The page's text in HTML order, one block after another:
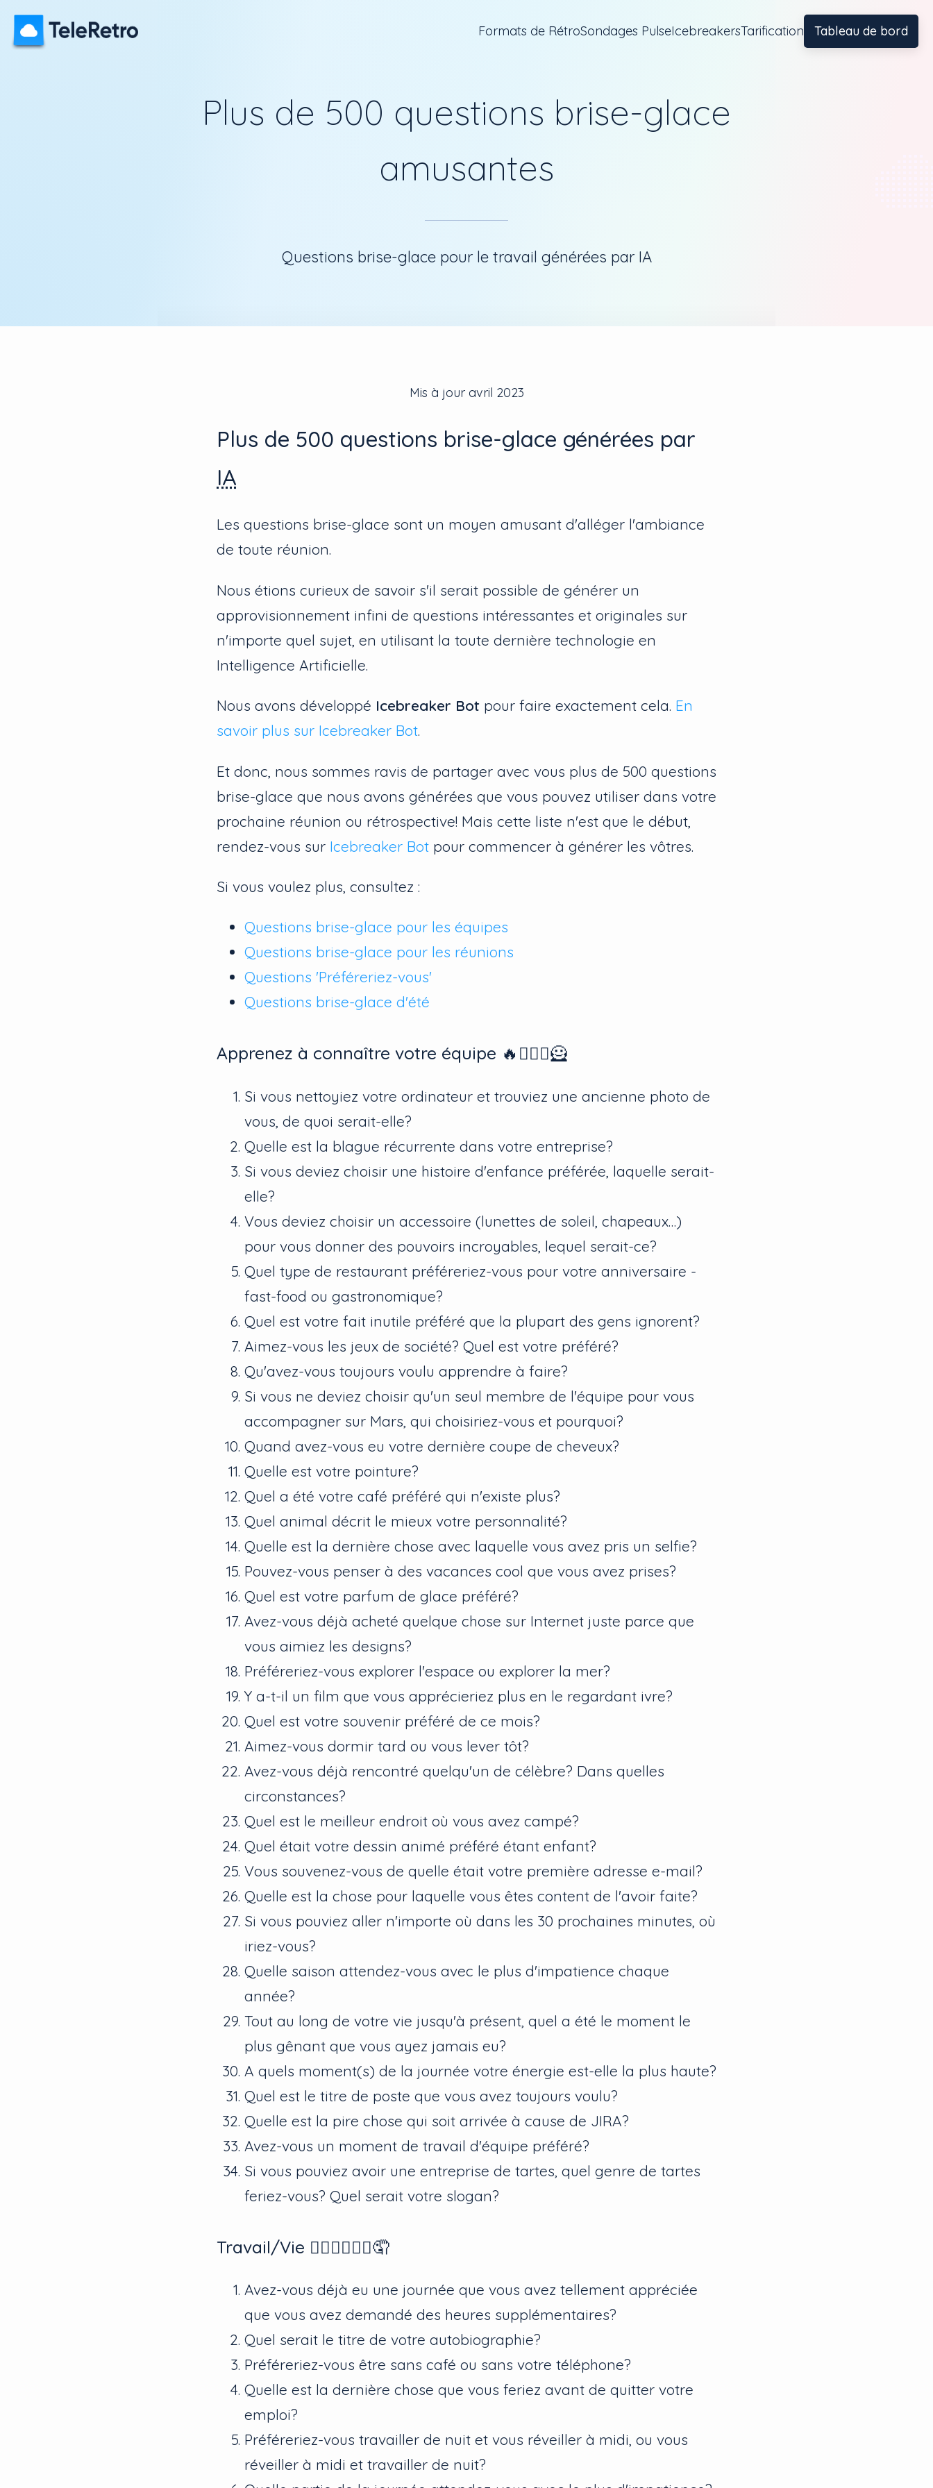
Formats de RétroSondages PulseIcebreakersTarification Tableau de bord
Plus de 500 questions brise-glace
amusantes
Questions brise-glace pour le travail générées par IA
Mis à jour avril 2023
Plus de 500 questions brise-glace générées par
IA
Les questions brise-glace sont un moyen amusant d'alléger l'ambiance
de toute réunion.
Nous étions curieux de savoir s'il serait possible de générer un
approvisionnement infini de questions intéressantes et originales sur
n'importe quel sujet, en utilisant la toute dernière technologie en
Intelligence Artificielle.
Nous avons développé Icebreaker Bot pour faire exactement cela. En
savoir plus sur Icebreaker Bot.
Et donc, nous sommes ravis de partager avec vous plus de 500 questions
brise-glace que nous avons générées que vous pouvez utiliser dans votre
prochaine réunion ou rétrospective! Mais cette liste n'est que le début,
rendez-vous sur Icebreaker Bot pour commencer à générer les vôtres.
Si vous voulez plus, consultez :
Questions brise-glace pour les équipes
Questions brise-glace pour les réunions
Questions 'Préféreriez-vous'
Questions brise-glace d'été
Apprenez à connaître votre équipe 🔥🦸🏻‍♀️🦸
Si vous nettoyiez votre ordinateur et trouviez une ancienne photo de
vous, de quoi serait-elle?
Quelle est la blague récurrente dans votre entreprise?
Si vous deviez choisir une histoire d'enfance préférée, laquelle serait-
elle?
Vous deviez choisir un accessoire (lunettes de soleil, chapeaux…)
pour vous donner des pouvoirs incroyables, lequel serait-ce?
Quel type de restaurant préféreriez-vous pour votre anniversaire -
fast-food ou gastronomique?
Quel est votre fait inutile préféré que la plupart des gens ignorent?
Aimez-vous les jeux de société? Quel est votre préféré?
Qu'avez-vous toujours voulu apprendre à faire?
Si vous ne deviez choisir qu'un seul membre de l'équipe pour vous
accompagner sur Mars, qui choisiriez-vous et pourquoi?
Quand avez-vous eu votre dernière coupe de cheveux?
Quelle est votre pointure?
Quel a été votre café préféré qui n'existe plus?
Quel animal décrit le mieux votre personnalité?
Quelle est la dernière chose avec laquelle vous avez pris un selfie?
Pouvez-vous penser à des vacances cool que vous avez prises?
Quel est votre parfum de glace préféré?
Avez-vous déjà acheté quelque chose sur Internet juste parce que
vous aimiez les designs?
Préféreriez-vous explorer l'espace ou explorer la mer?
Y a-t-il un film que vous apprécieriez plus en le regardant ivre?
Quel est votre souvenir préféré de ce mois?
Aimez-vous dormir tard ou vous lever tôt?
Avez-vous déjà rencontré quelqu'un de célèbre? Dans quelles
circonstances?
Quel est le meilleur endroit où vous avez campé?
Quel était votre dessin animé préféré étant enfant?
Vous souvenez-vous de quelle était votre première adresse e-mail?
Quelle est la chose pour laquelle vous êtes content de l'avoir faite?
Si vous pouviez aller n'importe où dans les 30 prochaines minutes, où
iriez-vous?
Quelle saison attendez-vous avec le plus d'impatience chaque
année?
Tout au long de votre vie jusqu'à présent, quel a été le moment le
plus gênant que vous ayez jamais eu?
A quels moment(s) de la journée votre énergie est-elle la plus haute?
Quel est le titre de poste que vous avez toujours voulu?
Quelle est la pire chose qui soit arrivée à cause de JIRA?
Avez-vous un moment de travail d'équipe préféré?
Si vous pouviez avoir une entreprise de tartes, quel genre de tartes
feriez-vous? Quel serait votre slogan?
Travail/Vie 🤦🏻‍♀️🤦🏾‍♂️🤦
Avez-vous déjà eu une journée que vous avez tellement appréciée
que vous avez demandé des heures supplémentaires?
Quel serait le titre de votre autobiographie?
Préféreriez-vous être sans café ou sans votre téléphone?
Quelle est la dernière chose que vous feriez avant de quitter votre
emploi?
Préféreriez-vous travailler de nuit et vous réveiller à midi, ou vous
réveiller à midi et travailler de nuit?